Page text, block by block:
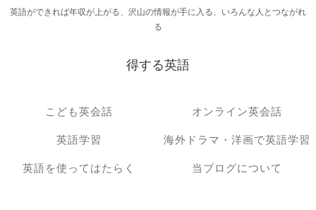
英語ができれば年収が上がる、沢山の情報が手に入る、いろんな人とつながれ
る
得する英語
こども英会話 オンライン英会話
英語学習 海外ドラマ・洋画で英語学習
英語を使ってはたらく 当ブログについて